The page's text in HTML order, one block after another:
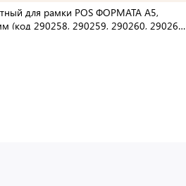
для рамки POS ФОРМАТА А5,
(код 290258, 290259, 290260, 290261),